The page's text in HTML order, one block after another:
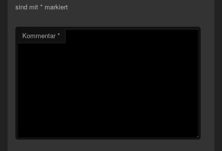
sind mit * markiert
Kommentar*